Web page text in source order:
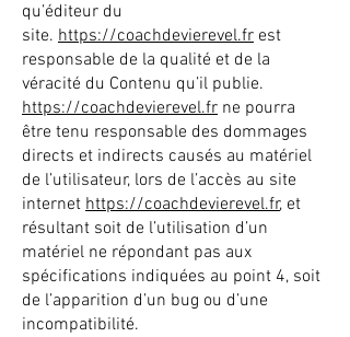
qu’éditeur du
site. https://coachdevierevel.fr est
responsable de la qualité et de la
véracité du Contenu qu’il publie.
https://coachdevierevel.fr ne pourra
être tenu responsable des dommages
directs et indirects causés au matériel
de l’utilisateur, lors de l’accès au site
internet https://coachdevierevel.fr, et
résultant soit de l’utilisation d’un
matériel ne répondant pas aux
spécifications indiquées au point 4, soit
de l’apparition d’un bug ou d’une
incompatibilité.